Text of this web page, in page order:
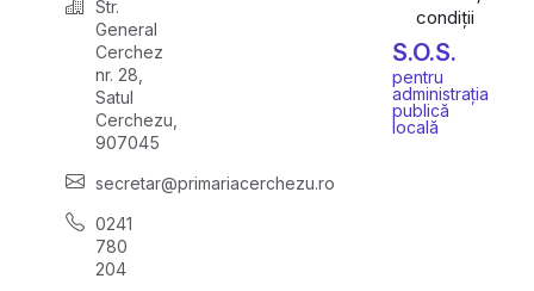
Str.
General
Cerchez
nr. 28,
Satul
Cerchezu,
907045
secretar@primariacerchezu.ro
0241
780
204
condiții
S.O.S.
pentru
administrația
publică
locală